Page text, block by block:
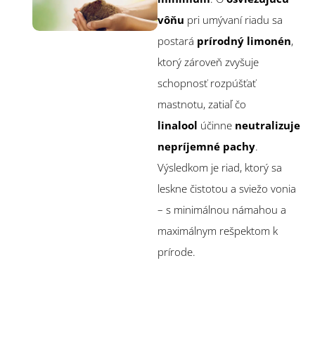
vôňu pri umývaní riadu sa
postará prírodný limonén,
ktorý zároveň zvyšuje
schopnosť rozpúšťať
mastnotu, zatiaľ čo
linalool účinne neutralizuje
nepríjemné pachy.
Výsledkom je riad, ktorý sa
leskne čistotou a sviežo vonia
– s minimálnou námahou a
maximálnym rešpektom k
prírode.